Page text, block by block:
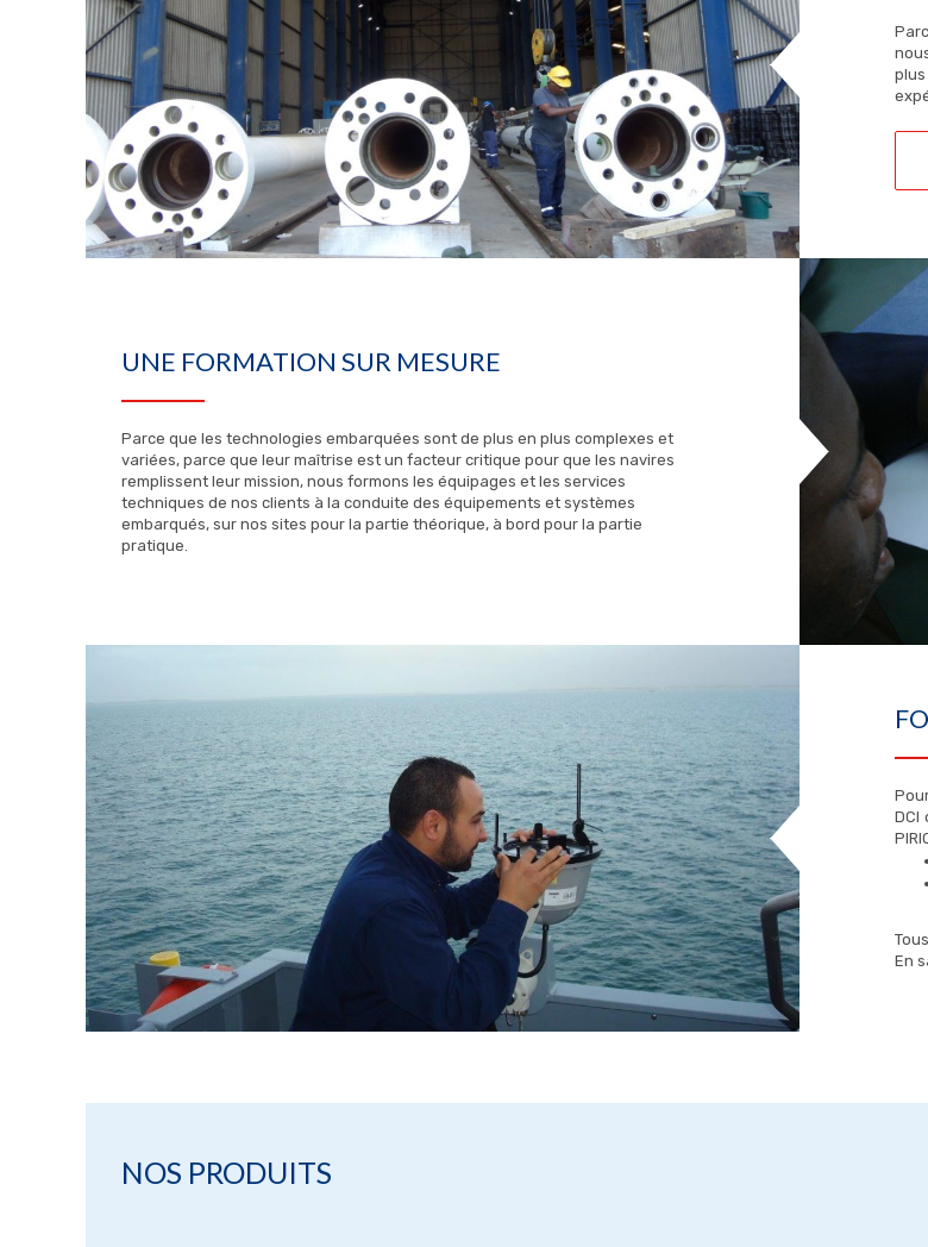
UNE FORMATION SUR MESURE
Parce que les technologies embarquées sont de plus en plus complexes et
variées, parce que leur maîtrise est un facteur critique pour que les navires
remplissent leur mission, nous formons les équipages et les services
techniques de nos clients à la conduite des équipements et systèmes
embarqués, sur nos sites pour la partie théorique, à bord pour la partie
pratique.
DCI
En
NOS PRODUITS